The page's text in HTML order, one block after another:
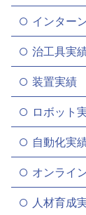
インター
治工具実
装置実績
ロボット
自動化実
オンライ
人材育成